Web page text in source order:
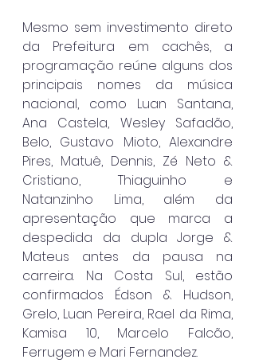
Mesmo sem investimento direto
da Prefeitura em cachês, a
programação reúne alguns dos
principais nomes da música
nacional, como Luan Santana,
Ana Castela, Wesley Safadão,
Belo, Gustavo Mioto, Alexandre
Pires, Matuê, Dennis, Zé Neto &
Cristiano, Thiaguinho e
Natanzinho Lima, além da
apresentação que marca a
despedida da dupla Jorge &
Mateus antes da pausa na
carreira. Na Costa Sul, estão
confirmados Édson & Hudson,
Grelo, Luan Pereira, Rael da Rima,
Kamisa 10, Marcelo Falcão,
Ferrugem e Mari Fernandez.